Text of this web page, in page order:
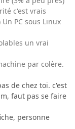
c'est vrais
PC sous Linux
un vrai
par colère.
de chez toi. c'est
faut pas se faire
personne